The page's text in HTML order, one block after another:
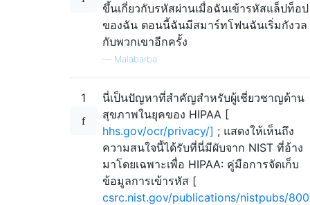
ขึ้นเกี่ยวกับรหัสผ่านเมื่อฉันเข้ารหัสแล็ปท็อป
ของฉัน ตอนนี้ฉันมีสมาร์ทโฟนฉันเริ่มกังวล
กับพวกเขาอีกครั้ง
— Malabarba
1
นี่เป็นปัญหาที่สำคัญสำหรับผู้เชี่ยวชาญด้าน
สุขภาพในยุคของ HIPAA [
hhs.gov/ocr/privacy/] ; แสดงให้เห็นถึง
ความสนใจนี้ได้รับที่นี่มีผับจาก NIST ที่อ้าง
มาโดยเฉพาะเพื่อ HIPAA: คู่มือการจัดเก็บ
ข้อมูลการเข้ารหัส [
csrc.nist.gov/publications/nistpubs/